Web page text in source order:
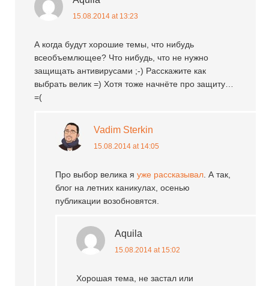
15.08.2014 at 13:23
А когда будут хорошие темы, что нибудь
всеобъемлющее? Что нибудь, что не нужно
защищать антивирусами ;-) Расскажите как
выбрать велик =) Хотя тоже начнёте про защиту…
=(
Vadim Sterkin
15.08.2014 at 14:05
Про выбор велика яуже рассказывал. А так,
блог на летних каникулах, осенью
публикации возобновятся.
Aquila
15.08.2014 at 15:02
Хорошая тема, не застал или